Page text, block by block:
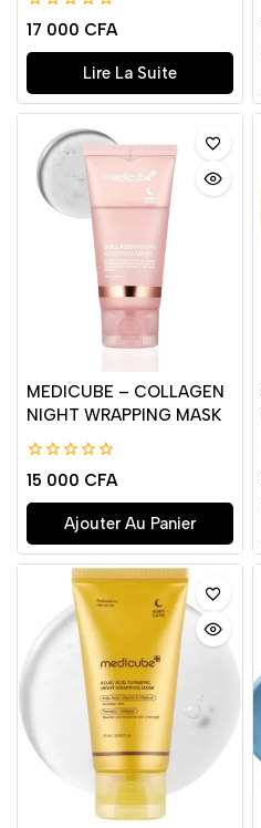
0
de
5
17 000 CFA
Lire La Suite
MEDICUBE – COLLAGEN
NIGHT WRAPPING MASK
0
de
5
15 000 CFA
Ajouter Au Panier